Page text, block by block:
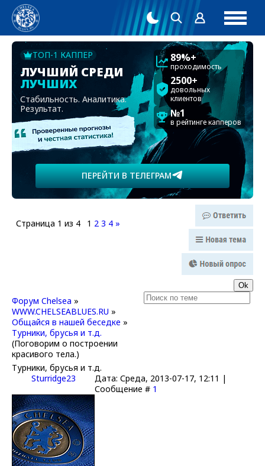
ТОП-1 КАППЕР
ЛУЧШИЙ СРЕДИ
ЛУЧШИХ
Стабильность. Аналитика.
Результат.
89%+
проходимость
2500+
довольных
клиентов
№1
в рейтинге капперов
ПЕРЕЙТИ В ТЕЛЕГРАМ
Страница 1 из 4 1 2 3 4 »
Форум Chelsea »
WWW.CHELSEABLUES.RU »
Общайся в нашей беседке »
Турники, брусья и т.д.
(Поговорим о построении
красивого тела.)
Турники, брусья и т.д.
Sturridge23
Дата: Среда, 2013-07-17, 12:11 |
Сообщение # 1